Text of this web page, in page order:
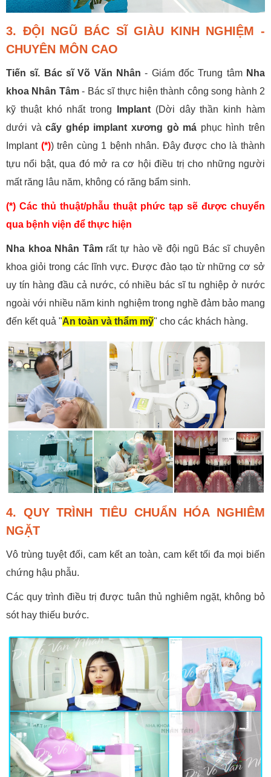
3. ĐỘI NGŨ BÁC SĨ GIÀU KINH NGHIỆM -
CHUYÊN MÔN CAO
Tiến sĩ. Bác sĩ Võ Văn Nhân - Giám đốc Trung tâm Nha
khoa Nhân Tâm- Bác sĩ thực hiện thành công song hành 2
kỹ thuật khó nhất trong
Implant (Dời dây thần kinh hàm
dưới vàcấy ghép implant xương gò má phục hình trên
Implant (*)) trên cùng 1 bệnh nhân. Đây được cho là thành
tựu nổi bật, qua đó mở ra cơ hội điều trị cho những người
mất răng lâu năm, không có răng bẩm sinh.
(*) Các thủ thuật/phẫu thuật phức tạp sẽ được chuyển
qua bệnh viện để thực hiện
Nha khoa Nhân Tâmrất tự hào về đội ngũ Bác sĩ chuyên
khoa giỏi trong các lĩnh vực. Được đào tạo từ những cơ sở
uy tín hàng đầu cả nước, có nhiều bác sĩ tu nghiệp ở nước
ngoài với nhiều năm kinh nghiệm trong nghề đảm bảo mang
đến kết quả "An toàn và thẩm mỹ" cho các khách hàng.
4. QUY TRÌNH TIÊU CHUẨN HÓA NGHIÊM
NGẶT
Vô trùng tuyệt đối, cam kết an toàn, cam kết tối đa mọi biến
chứng hậu phẫu.
Các quy trình điều trị được tuân thủ nghiêm ngặt, không bỏ
sót hay thiếu bước.